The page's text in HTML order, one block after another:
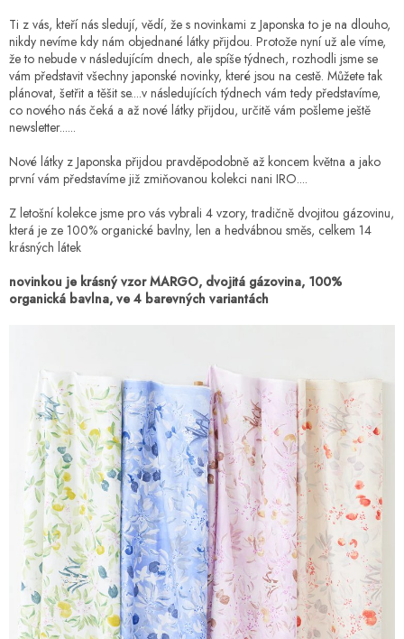
Ti z vás, kteří nás sledují, vědí, že s novinkami z Japonska to je na dlouho,
nikdy nevíme kdy nám objednané látky přijdou. Protože nyní už ale víme,
že to nebude v následujícím dnech, ale spíše týdnech, rozhodli jsme se
vám představit všechny japonské novinky, které jsou na cestě. Můžete tak
plánovat, šetřit a těšit se....v následujících týdnech vám tedy představíme,
co nového nás čeká a až nové látky přijdou, určitě vám pošleme ještě
newsletter......
Nové látky z Japonska přijdou pravděpodobně až koncem května a jako
první vám představíme již zmiňovanou kolekci nani IRO....
Z letošní kolekce jsme pro vás vybrali 4 vzory, tradičně dvojitou gázovinu,
která je ze 100% organické bavlny, len a hedvábnou směs, celkem 14
krásných látek
novinkou je krásný vzor MARGO, dvojitá gázovina, 100%
organická bavlna, ve 4 barevných variantách